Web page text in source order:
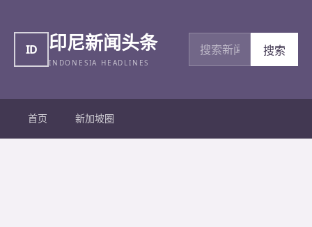
ID 印尼新闻头条
INDONESIA HEADLINES
搜索新闻
搜索
首页 新加坡圈